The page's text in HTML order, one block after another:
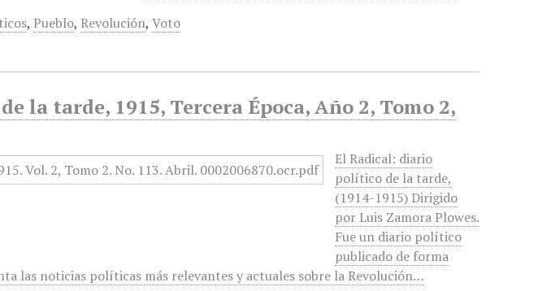
, Pueblo, Revolución,Voto
la tarde, 1915, Tercera Época, Año 2, Tomo 2,
El Radical: diario
político de la tarde,
(1914-1915) Dirigido
por Luis Zamora Plowes.
Fue un diario político
publicado de forma
las noticias políticas más relevantes y actuales sobre la Revolución…